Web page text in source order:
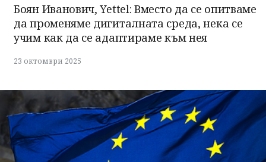
Боян Иванович, Yettel: Вместо да се опитваме
да променяме дигиталната среда, нека се
учим как да се адаптираме към нея
23 октомври 2025